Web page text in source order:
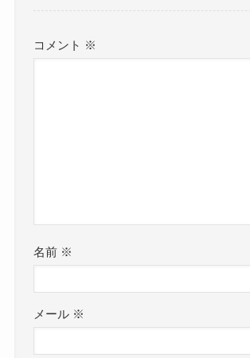
コメント ※
名前 ※
メール ※